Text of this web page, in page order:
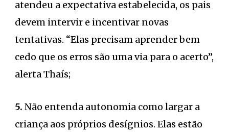
atendeu a expectativa estabelecida, os pais
devem intervir e incentivar novas
tentativas. “Elas precisam aprender bem
cedo que os erros são uma via para o acerto”,
alerta Thaís;
5. Não entenda autonomia como largar a
criança aos próprios desígnios. Elas estão